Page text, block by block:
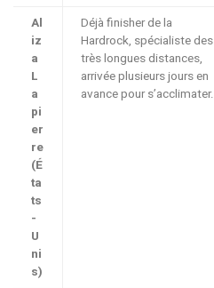
Al
iz
a
L
a
pi
er
re
(É
ta
ts
-
U
ni
s)
Déjà finisher de la
Hardrock, spécialiste des
très longues distances,
arrivée plusieurs jours en
avance pour s’acclimater.